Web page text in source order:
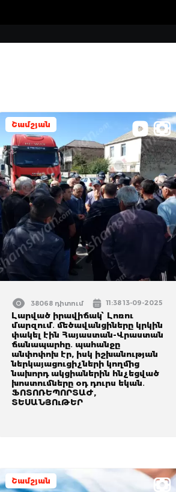
Շամշյան
38068 դիտում 11:38 13-09-2025
Լարված իրավիճակ՝ Լոռու
մարզում․ մեծավանցիները կրկին
փակել էին Հայաստան-Վրաստան
ճանապարհը․ պահանջը
անփոփոխ էր, իսկ իշխանության
ներկայացուցիչների կողմից
նախորդ ակցիաներին հնչեցված
խոստումները օդ դուրս եկան․
ՖՈՏՈՌԵՊՈՐՏԱԺ,
ՏԵՍԱՆՅՈւԹԵՐ
Շամշյան